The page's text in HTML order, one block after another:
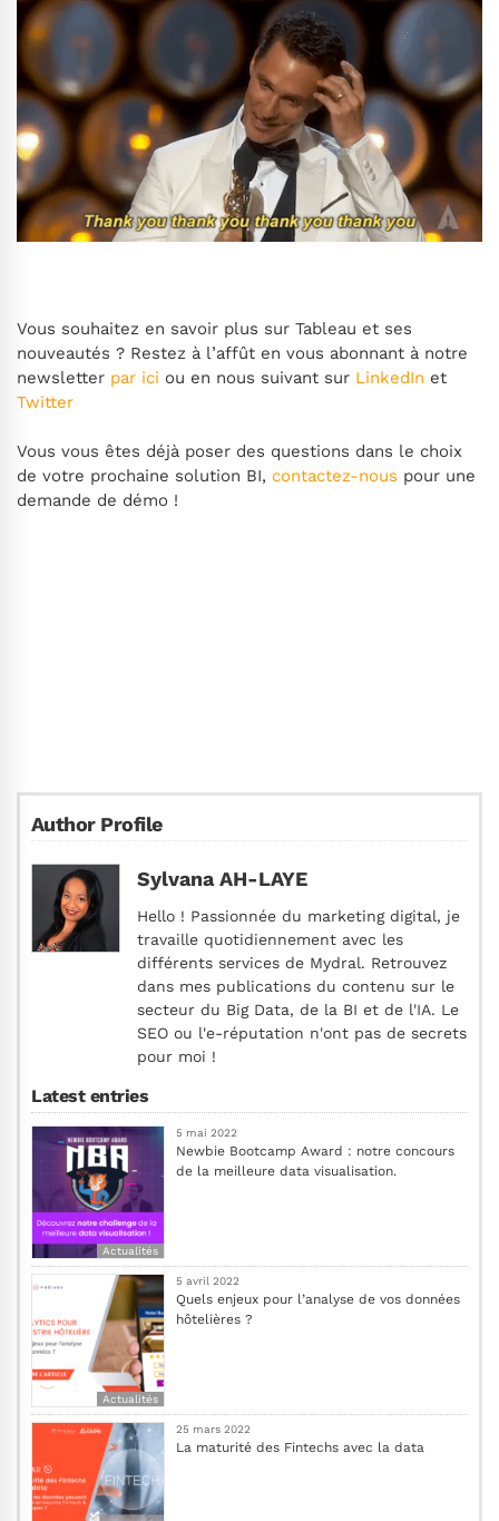
Vous souhaitez en savoir plus sur Tableau et ses
nouveautés ? Restez à l’affût en vous abonnant à notre
newsletter par ici ou en nous suivant sur LinkedIn et
Twitter
Vous vous êtes déjà poser des questions dans le choix
de votre prochaine solution BI, contactez-nous pour une
demande de démo !
Author Profile
Sylvana AH-LAYE
Hello ! Passionnée du marketing digital, je
travaille quotidiennement avec les
différents services de Mydral. Retrouvez
dans mes publications du contenu sur le
secteur du Big Data, de la BI et de l'IA. Le
SEO ou l'e-réputation n'ont pas de secrets
pour moi !
Latest entries
Actualités
5 mai 2022
Newbie Bootcamp Award : notre concours
de la meilleure data visualisation.
Actualités
5 avril 2022
Quels enjeux pour l’analyse de vos données
hôtelières ?
25 mars 2022
La maturité des Fintechs avec la data